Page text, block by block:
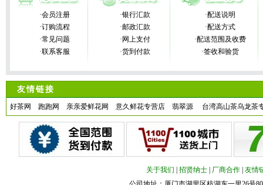
·会员注册
·订购流程
·常见问题
·联系客服
·银行汇款
·邮政汇款
·网上支付
·货到付款
·配送说明
·配送方式
·配送范围及收费
·签收和验货
友情链接
好茶网 跑跑网 亲亲爱鲜花网 意久鲜花专营店 翡翠源 台湾高山茶乌龙茶
关于我们 招贤纳士| 厂商合作| 友情